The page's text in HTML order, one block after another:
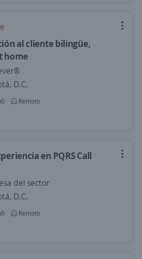
al cliente bilingüe,
home
D.C.
Remoto
en PQRS Call
del sector
D.C.
Remoto